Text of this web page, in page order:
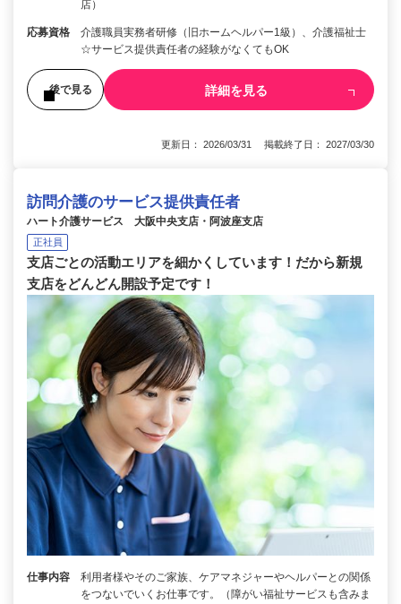
店）
応募資格
介護職員実務者研修（旧ホームヘルパー1級）、介護福祉士
☆サービス提供責任者の経験がなくてもOK
後で見る 詳細を見る
更新日： 2026/03/31 掲載終了日： 2027/03/30
訪問介護のサービス提供責任者
ハート介護サービス 大阪中央支店・阿波座支店
正社員
支店ごとの活動エリアを細かくしています！だから新規
支店をどんどん開設予定です！
仕事内容
利用者様やそのご家族、ケアマネジャーやヘルパーとの関係
をつないでいくお仕事です。（障がい福祉サービスも含みま